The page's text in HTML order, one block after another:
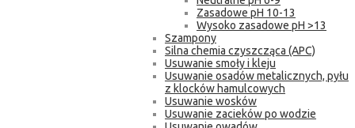
Zasadowe pH 10-13
Wysoko zasadowe pH >13
Szampony
Silna chemia czyszcząca (APC)
Usuwanie smoły i kleju
Usuwanie osadów metalicznych, pyłu
z klocków hamulcowych
Usuwanie wosków
Usuwanie zacieków po wodzie